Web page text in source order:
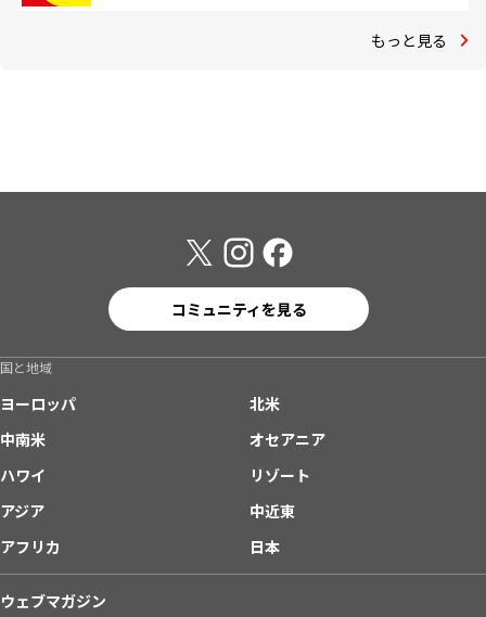
もっと見る
コミュニティを見る
国と地域
ヨーロッパ
北米
中南米
オセアニア
ハワイ
リゾート
アジア
中近東
アフリカ
日本
ウェブマガジン